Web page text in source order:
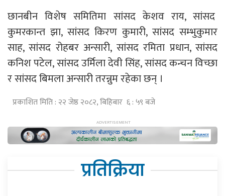
छानबीन विशेष समितिमा सांसद केशव राय, सांसद
कुमरकान्त झा, सांसद किरण कुमारी, सांसद सम्भुकुमार
साह, सांसद रोहबर अन्सारी, सांसद रमिता प्रधान, सांसद
कनिश पटेल, सांसद उर्मिला देवी सिंह, सांसद कन्चन विच्छा
र सांसद बिमला अन्सारी तरन्नुम रहेका छन् ।
प्रकाशित मिति : २२ जेष्ठ २०८२, बिहिबार ६ : ५९ बजे
प्रतिक्रिया